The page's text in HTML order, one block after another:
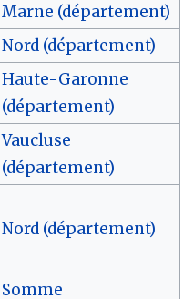
Marne (département)
Nord (département)
Haute-Garonne
(département)
Vaucluse
(département)
Nord (département)
Somme